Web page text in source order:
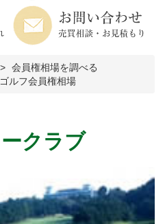
会員権相場を調べる
ルフ会員権相場
クラブ